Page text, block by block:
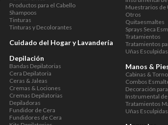
Productos para el Cabello
Shampoos
Tinturas
Tinturas y Decolorantes
Cuidado del Hogar y Lavandería
Depilación
Bandas Depilatorias
Cera Depilatoria
Ceras & Jaleas
Cremas & Lociones
Cremas Depilatorias
Depiladoras
Fundidor de Cera
Fundidores de Cera
Muestrarios de
Otros
Quitaesmaltes
Sprays Seca
Tratamientos
Tratamientos
Uñas Esculpidas
Manos &
Cabinas &
Combos
Decoración
Instrumental
Tratamientos
Uñas Esculpidas